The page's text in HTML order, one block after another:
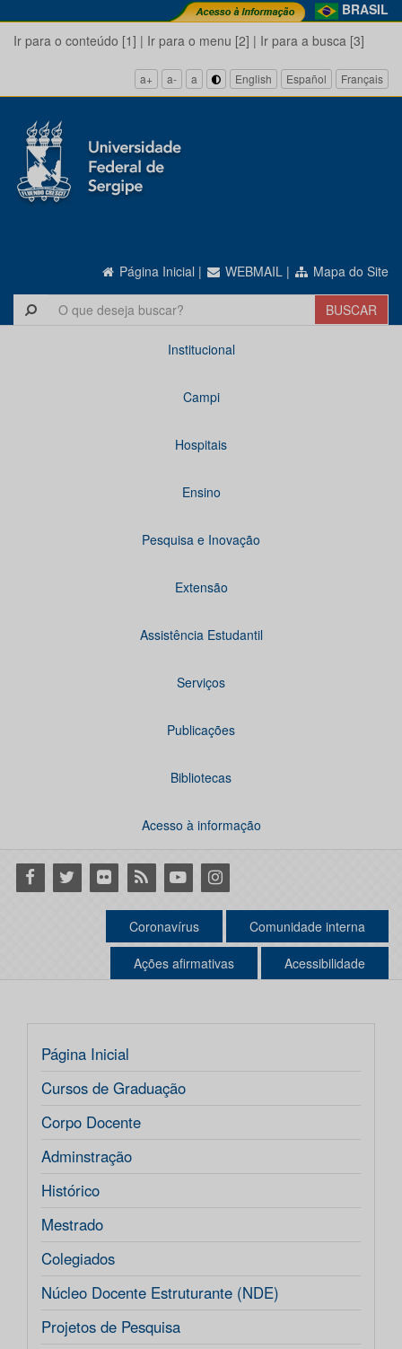
BRASIL
Ir para o conteúdo [1] | Ir para o menu [2] | Ir para a busca [3]
a+ a- a English Español Français
Página Inicial | WEBMAIL | Mapa do Site
Institucional
Campi
Hospitais
Ensino
Pesquisa e Inovação
Extensão
Assistência Estudantil
Serviços
Publicações
Bibliotecas
Acesso à informação
Facebook
Twitter Flickr RSS YoutubeInstagram
Coronavírus Comunidade interna
Ações afirmativas Acessibilidade
Página Inicial
Cursos de Graduação
Corpo Docente
Adminstração
Histórico
Mestrado
Colegiados
Núcleo Docente Estruturante (NDE)
Projetos de Pesquisa